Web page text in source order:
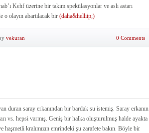
Kehf üzerine bir takım spekülasyonlar ve aslı astarı
o olayın abartılacak bir (daha&helliip;)
vekuran 0 Comments
duran saray erkanından bir bardak su istemiş. Saray erkanın
vs. hepsi varmış. Geniş bir halka oluşturulmuş halde ayakta
kralımızın emrindeki şu zarafete bakın. Böyle bir